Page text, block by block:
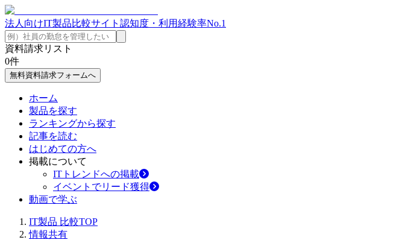
法人向けIT製品比較サイト 認知度・利用経験率No.1
資料請求リスト
0件
無料資料請求フォームへ
ホーム
製品を探す
ランキングから探す
記事を読む
はじめての方へ
掲載について
ITトレンドへの掲載
イベントでリード獲得
動画で学ぶ
IT製品 比較TOP
情報共有